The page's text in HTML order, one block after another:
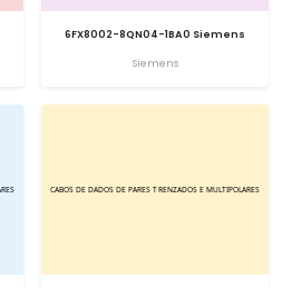
6FX8002-8QN04-1BA0 Siemens
Siemens